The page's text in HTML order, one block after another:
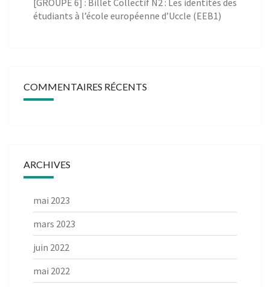
étudiants à l’école européenne d’Uccle (EEB1)
COMMENTAIRES RÉCENTS
ARCHIVES
mai 2023
mars 2023
juin 2022
mai 2022